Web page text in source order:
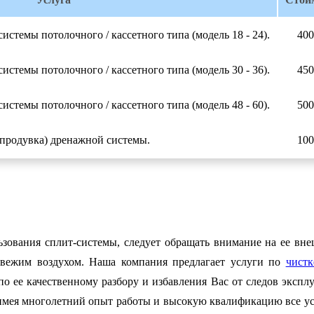
потолочного / кассетного типа (модель 18 - 24).
потолочного / кассетного типа (модель 30 - 36).
потолочного / кассетного типа (модель 48 - 60).
дренажной системы.
сплит-системы, следует обращать внимание на ее
воздухом. Наша компания предлагает услуги по
ее качественному разбору и избавления Вас от следов
многолетний опыт работы и высокую квалификацию все